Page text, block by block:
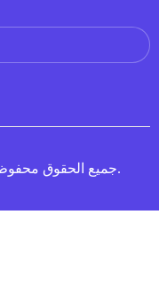
حقوق النشر © 2025 keepvid.ch. جميع الحقوق محفوظة.